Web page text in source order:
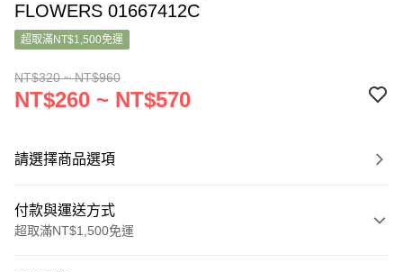
FLOWERS 01667412C
超取滿NT$1,500免運
NT$320 ~ NT$960
NT$260 ~ NT$570
請選擇商品選項
付款與運送方式
超取滿NT$1,500免運